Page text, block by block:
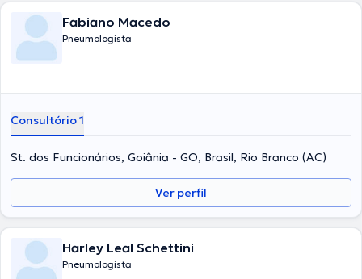
Fabiano Macedo
Pneumologista
Consultório 1
St. dos Funcionários, Goiânia - GO, Brasil, Rio Branco (AC)
Ver perfil
Harley Leal Schettini
Pneumologista